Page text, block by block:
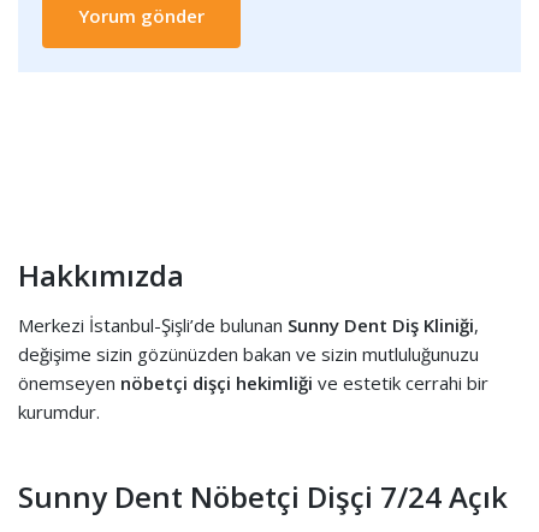
Hakkımızda
Merkezi İstanbul-Şişli’de bulunan Sunny Dent Diş Kliniği,
değişime sizin gözünüzden bakan ve sizin mutluluğunuzu
önemseyen nöbetçi dişçi hekimliği ve estetik cerrahi bir
kurumdur.
Sunny Dent Nöbetçi Dişçi 7/24 Açık